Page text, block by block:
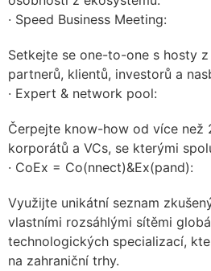
· Speed Business Meeting:
Setkejte se one-to-one s hosty
partnerů, klientů, investorů a
· Expert & network pool:
Čerpejte know-how od více než
korporátů a VCs, se kterými
· CoEx = Co(nnect)&Ex(pand):
Využijte unikátní seznam
vlastními rozsáhlými sítěmi
technologických specializací,
na zahraniční trhy.